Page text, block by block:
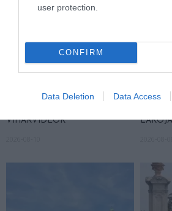
user protection.
CONFIRM
Data Deletion Data Access
KLÍMATÖRTÉNET, CSAK OTT
VIHARVIDEÓK